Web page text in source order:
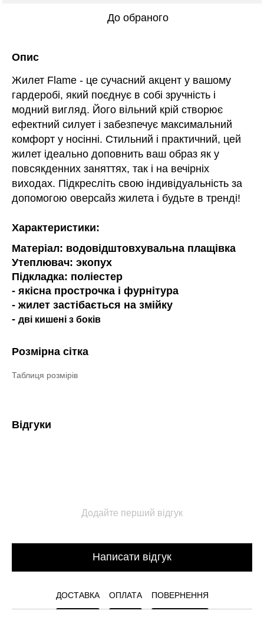
До обраного
Опис
Жилет Flame - це сучасний акцент у вашому
гардеробі, який поєднує в собі зручність і
модний вигляд. Його вільний крій створює
ефектний силует і забезпечує максимальний
комфорт у носінні. Стильний і практичний, цей
жилет ідеально доповнить ваш образ як у
повсякденних заняттях, так і на вечірніх
виходах. Підкресліть свою індивідуальність за
допомогою оверсайз жилета і будьте в тренді!
Характеристики:
Матеріал: водовідштовхувальна плащівка
Утеплювач: экопух
Підкладка: поліестер
- якісна прострочка і фурнітура
- жилет застібається на змійку
-дві кишені з боків
Розмірна сітка
Таблиця розмірів
Відгуки
Додайте перший відгук
Написати відгук
ДОСТАВКА ОПЛАТА ПОВЕРНЕННЯ